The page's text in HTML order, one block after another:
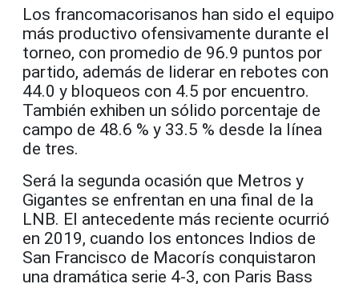
Los francomacorisanos han sido el equipo
más productivo ofensivamente durante el
torneo, con promedio de 96.9 puntos por
partido, además de liderar en rebotes con
44.0 y bloqueos con 4.5 por encuentro.
También exhiben un sólido porcentaje de
campo de 48.6 % y 33.5 % desde la línea
de tres.
Será la segunda ocasión que Metros y
Gigantes se enfrentan en una final de la
LNB. El antecedente más reciente ocurrió
en 2019, cuando los entonces Indios de
San Francisco de Macorís conquistaron
una dramática serie 4-3, con Paris Bass